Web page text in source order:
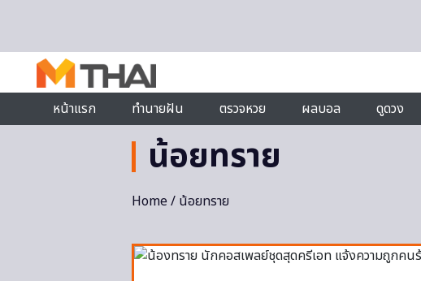
หน้าแรก
ทำนายฝัน ตรวจหวย ผลบอล ดูดวง
น้อยทราย
Home/ น้อยทราย